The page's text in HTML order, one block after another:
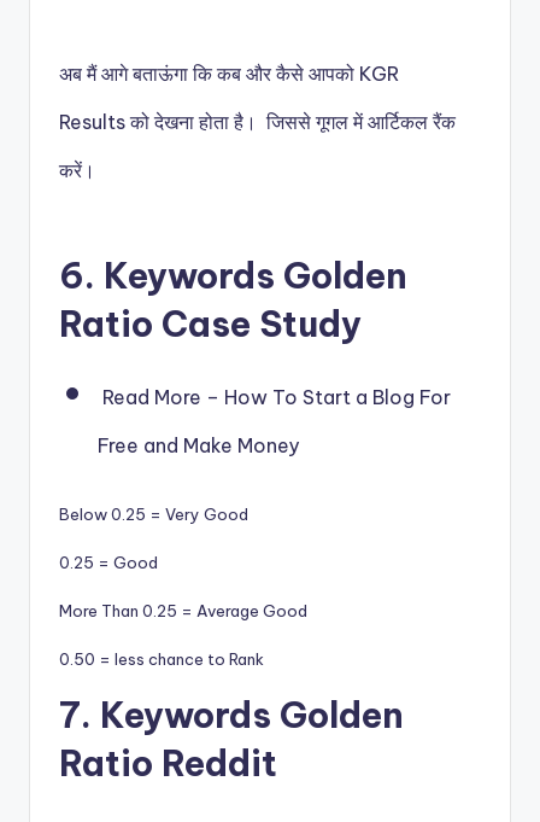
अब मैं आगे बताऊंगा कि कब और कैसे आपको KGR
Results को देखना होता है। जिससे गूगल में आर्टिकल रैंक
करें।
6. Keywords Golden
Ratio Case Study
Read More – How To Start a Blog For
Free and Make Money
Below 0.25 = Very Good
0.25 = Good
More Than 0.25 = Average Good
0.50 = less chance to Rank
7. Keywords Golden
Ratio Reddit